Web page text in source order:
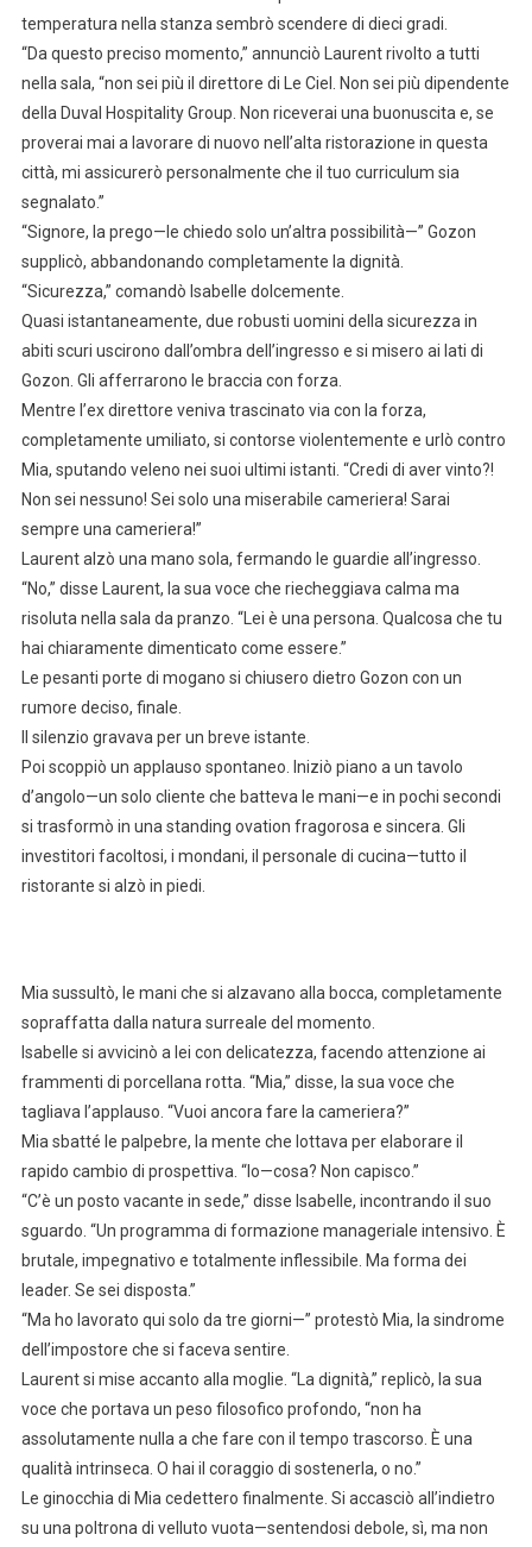
temperatura nella stanza sembrò scendere di dieci gradi.
“Da questo preciso momento,” annunciò Laurent rivolto a tutti
nella sala, “non sei più il direttore di Le Ciel. Non sei più dipendente
della Duval Hospitality Group. Non riceverai una buonuscita e, se
proverai mai a lavorare di nuovo nell’alta ristorazione in questa
città, mi assicurerò personalmente che il tuo curriculum sia
segnalato.”
“Signore, la prego—le chiedo solo un’altra possibilità—” Gozon
supplicò, abbandonando completamente la dignità.
“Sicurezza,” comandò Isabelle dolcemente.
Quasi istantaneamente, due robusti uomini della sicurezza in
abiti scuri uscirono dall’ombra dell’ingresso e si misero ai lati di
Gozon. Gli afferrarono le braccia con forza.
Mentre l’ex direttore veniva trascinato via con la forza,
completamente umiliato, si contorse violentemente e urlò contro
Mia, sputando veleno nei suoi ultimi istanti. “Credi di aver vinto?!
Non sei nessuno! Sei solo una miserabile cameriera! Sarai
sempre una cameriera!”
Laurent alzò una mano sola, fermando le guardie all’ingresso.
“No,” disse Laurent, la sua voce che riecheggiava calma ma
risoluta nella sala da pranzo. “Lei è una persona. Qualcosa che tu
hai chiaramente dimenticato come essere.”
Le pesanti porte di mogano si chiusero dietro Gozon con un
rumore deciso, finale.
Il silenzio gravava per un breve istante.
Poi scoppiò un applauso spontaneo. Iniziò piano a un tavolo
d’angolo—un solo cliente che batteva le mani—e in pochi secondi
si trasformò in una standing ovation fragorosa e sincera. Gli
investitori facoltosi, i mondani, il personale di cucina—tutto il
ristorante si alzò in piedi.
Mia sussultò, le mani che si alzavano alla bocca, completamente
sopraffatta dalla natura surreale del momento.
Isabelle si avvicinò a lei con delicatezza, facendo attenzione ai
frammenti di porcellana rotta. “Mia,” disse, la sua voce che
tagliava l’applauso. “Vuoi ancora fare la cameriera?”
Mia sbatté le palpebre, la mente che lottava per elaborare il
rapido cambio di prospettiva. “Io—cosa? Non capisco.”
“C’è un posto vacante in sede,” disse Isabelle, incontrando il suo
sguardo. “Un programma di formazione manageriale intensivo. È
brutale, impegnativo e totalmente inflessibile. Ma forma dei
leader. Se sei disposta.”
“Ma ho lavorato qui solo da tre giorni—” protestò Mia, la sindrome
dell’impostore che si faceva sentire.
Laurent si mise accanto alla moglie. “La dignità,” replicò, la sua
voce che portava un peso filosofico profondo, “non ha
assolutamente nulla a che fare con il tempo trascorso. È una
qualità intrinseca. O hai il coraggio di sostenerla, o no.”
Le ginocchia di Mia cedettero finalmente. Si accasciò all’indietro
su una poltrona di velluto vuota—sentendosi debole, sì, ma non